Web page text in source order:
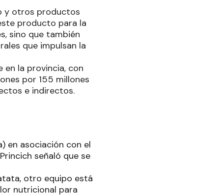
y otros productos
producto para la
sino que también
que impulsan la
la provincia, con
por 155 millones
e indirectos.
en asociación con el
señaló que se
otro equipo está
nutricional para